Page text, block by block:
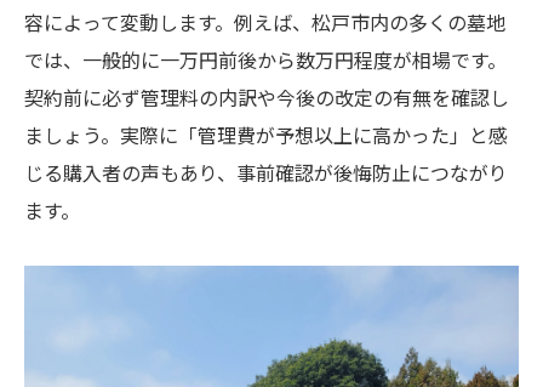
容によって変動します。例えば、松戸市内の多くの墓地
では、一般的に一万円前後から数万円程度が相場です。
契約前に必ず管理料の内訳や今後の改定の有無を確認し
ましょう。実際に「管理費が予想以上に高かった」と感
じる購入者の声もあり、事前確認が後悔防止につながり
ます。